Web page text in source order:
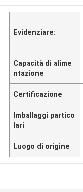
Evidenziare:
Capacità di alime
ntazione
Certificazione
Imballaggi partico
lari
Luogo di origine